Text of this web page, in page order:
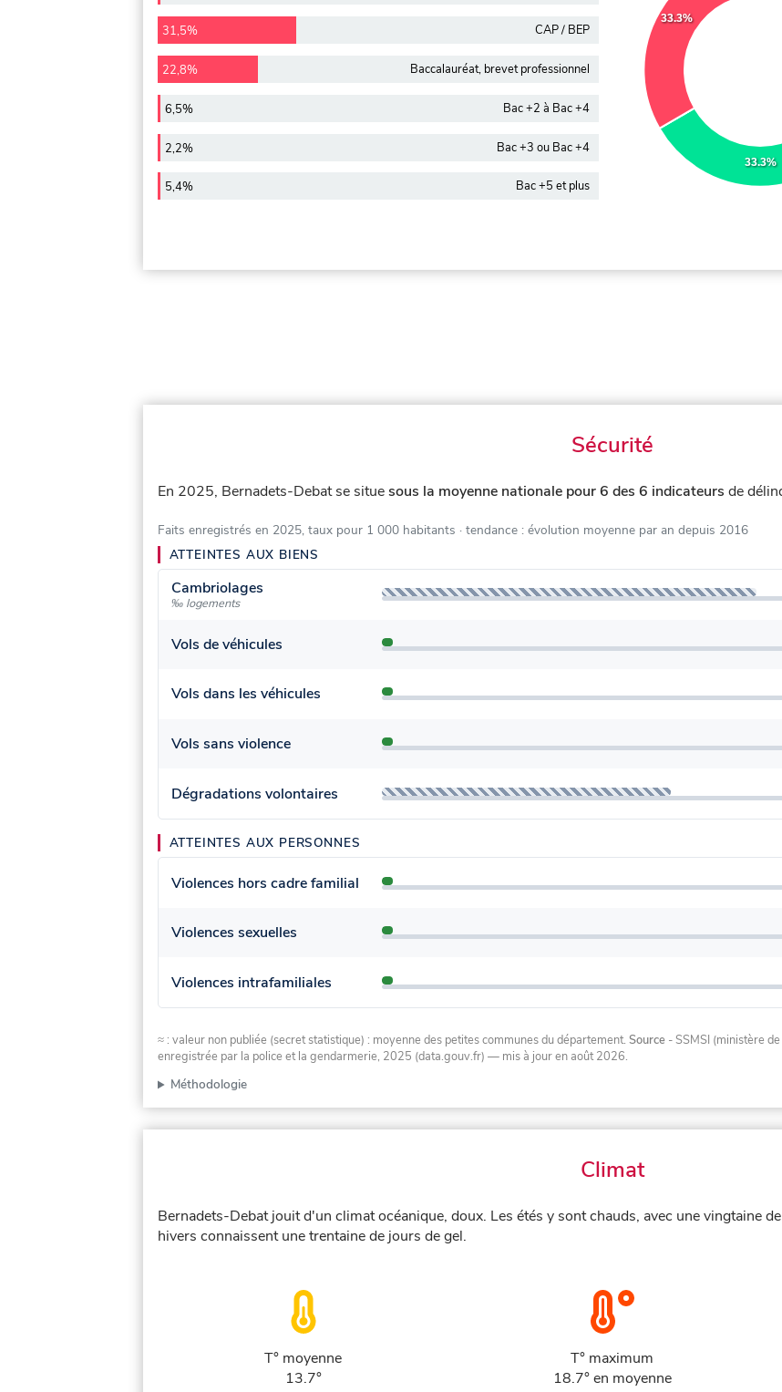
31,5% CAP / BEP
22,8% Baccalauréat, brevet professionnel
6,5% Bac +2 à Bac +4
2,2% Bac +3 ou Bac +4
5,4% Bac +5 et plus
33.3%
33.3%
Sécurité
En 2025, Bernadets-Debat se situesous la moyenne nationale pour 6 des 6 indicateurs de
Faits enregistrés en 2025, taux pour 1 000 habitants · tendance : évolution moyenne par an depuis 2016
ATTEINTES AUX BIENS
Cambriolages
‰ logements
Vols de véhicules
Vols dans les véhicules
Vols sans violence
Dégradations volontaires
ATTEINTES AUX PERSONNES
Violences hors cadre familial
Violences sexuelles
Violences intrafamiliales
≈ : valeur non publiée (secret statistique) : moyenne des petites communes du département. Source - SSMSI (ministère
enregistrée par la police et la gendarmerie, 2025 (data.gouv.fr) — mis à jour en août 2026.
Méthodologie
Climat
Bernadets-Debat jouit d'un climat océanique, doux. Les étés y sont chauds, avec une vingtaine
hivers connaissent une trentaine de jours de gel.
T° moyenne
13.7°
T° maximum
18.7° en moyenne